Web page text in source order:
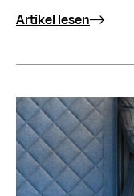
Artikel lesen